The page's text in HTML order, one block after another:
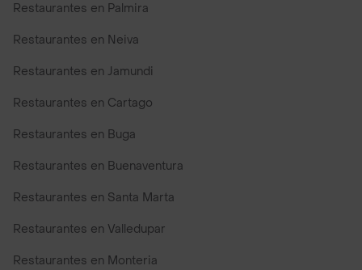
Restaurantes en Palmira
Restaurantes en Neiva
Restaurantes en Jamundi
Restaurantes en Cartago
Restaurantes en Buga
Restaurantes en Buenaventura
Restaurantes en Santa Marta
Restaurantes en Valledupar
Restaurantes en Monteria